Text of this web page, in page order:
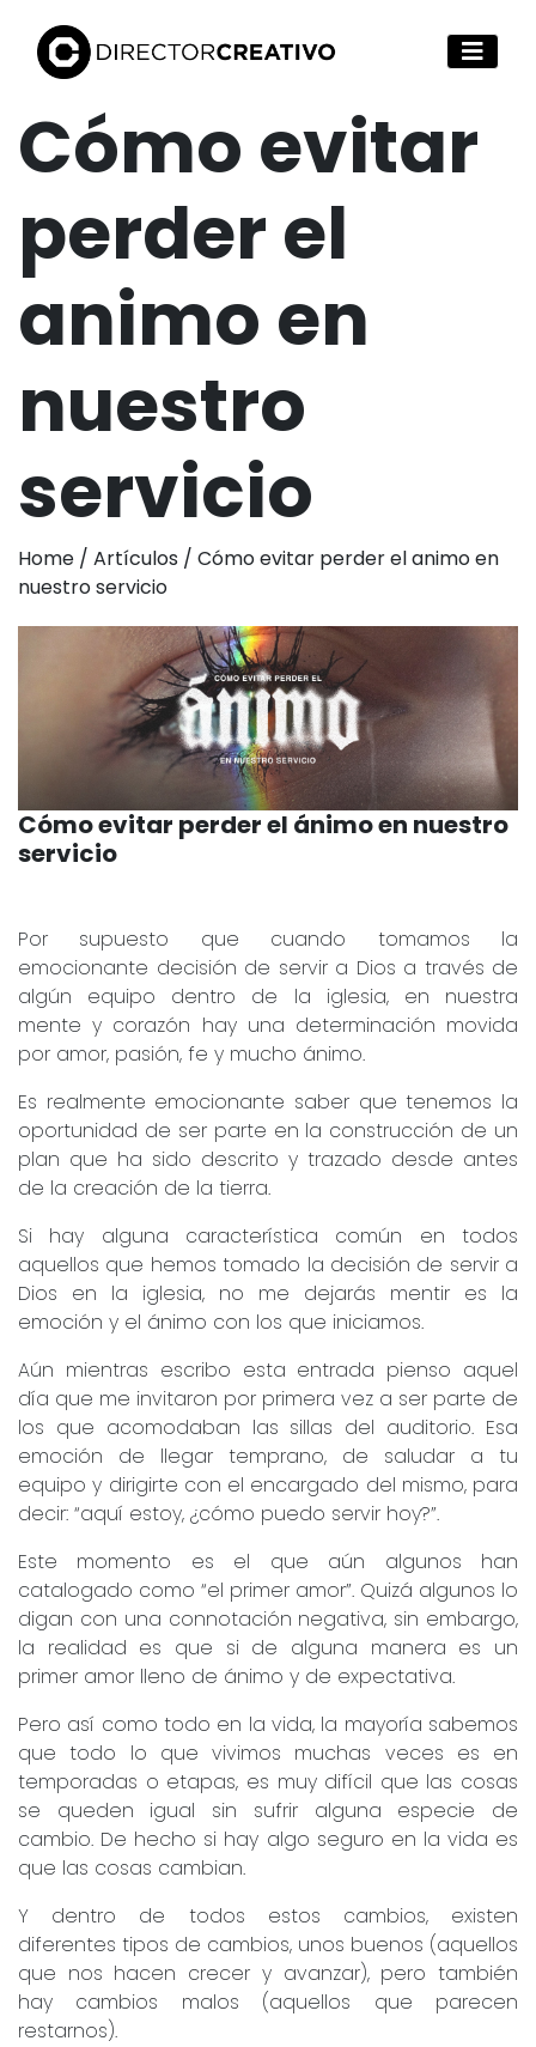
Cómo evitar
perder el
animo en
nuestro
servicio
Home / Artículos / Cómo evitar perder el animo en
nuestro servicio
Cómo evitar perder el ánimo en nuestro
servicio
Por supuesto que cuando tomamos la
emocionante decisión de servir a Dios a través de
algún equipo dentro de la iglesia, en nuestra
mente y corazón hay una determinación movida
por amor, pasión, fe y mucho ánimo.
Es realmente emocionante saber que tenemos la
oportunidad de ser parte en la construcción de un
plan que ha sido descrito y trazado desde antes
de la creación de la tierra.
Si hay alguna característica común en todos
aquellos que hemos tomado la decisión de servir a
Dios en la iglesia, no me dejarás mentir es la
emoción y el ánimo con los que iniciamos.
Aún mientras escribo esta entrada pienso aquel
día que me invitaron por primera vez a ser parte de
los que acomodaban las sillas del auditorio. Esa
emoción de llegar temprano, de saludar a tu
equipo y dirigirte con el encargado del mismo, para
decir: “aquí estoy, ¿cómo puedo servir hoy?”.
Este momento es el que aún algunos han
catalogado como “el primer amor”. Quizá algunos lo
digan con una connotación negativa, sin embargo,
la realidad es que si de alguna manera es un
primer amor lleno de ánimo y de expectativa.
Pero así como todo en la vida, la mayoría sabemos
que todo lo que vivimos muchas veces es en
temporadas o etapas, es muy difícil que las cosas
se queden igual sin sufrir alguna especie de
cambio. De hecho si hay algo seguro en la vida es
que las cosas cambian.
Y dentro de todos estos cambios, existen
diferentes tipos de cambios, unos buenos (aquellos
que nos hacen crecer y avanzar), pero también
hay cambios malos (aquellos que parecen
restarnos).